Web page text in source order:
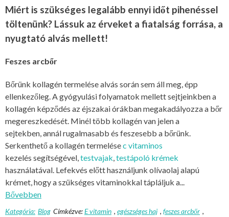
Miért is szükséges legalább ennyi időt pihenéssel
töltenünk? Lássuk az érveket a fiatalság forrása, a
nyugtató alvás mellett!
Feszes arcbőr
Bőrünk kollagén termelése alvás során sem áll meg, épp
ellenkezőleg. A gyógyulási folyamatok mellett sejtjeinkben a
kollagén képződés az éjszakai órákban megakadályozza a bőr
megereszkedését. Minél több kollagén van jelen a
sejtekben, annál rugalmasabb és feszesebb a bőrünk.
Serkenthető a kollagén termelésec vitaminos
kezelés segítségével,testvajak,testápoló krémek
használatával. Lefekvés előtt használjunk olívaolaj alapú
krémet, hogy a szükséges vitaminokkal tápláljuk a...
Bővebben
Kategória: Blog Címkézve:E vitamin , egészséges haj , feszes arcbőr ,